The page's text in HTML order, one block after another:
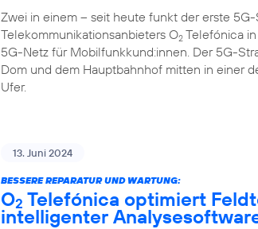
Zwei in einem – seit heute funkt der erste
Telekommunikationsanbieters O2 Telefónica
5G-Netz für Mobilfunkkund:innen. Der 5G-
Dom und dem Hauptbahnhof mitten in einer
Ufer.
13. Juni 2024
BESSERE REPARATUR UND WARTUNG:
O2 Telefónica optimiert
intelligenter